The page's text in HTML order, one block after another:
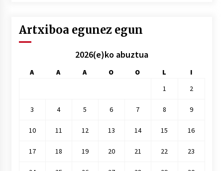
Artxiboa egunez egun
2026(e)ko abuztua
A A A O O L
I
1
2
3 4 5 6 7 8 9
10 11 12 13 14 15 16
17 18 19 20 21 22 23